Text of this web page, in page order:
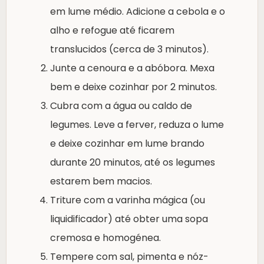
em lume médio. Adicione a cebola e o
alho e refogue até ficarem
translucidos (cerca de 3 minutos).
Junte a cenoura e a abóbora. Mexa
bem e deixe cozinhar por 2 minutos.
Cubra com a água ou caldo de
legumes. Leve a ferver, reduza o lume
e deixe cozinhar em lume brando
durante 20 minutos, até os legumes
estarem bem macios.
Triture com a varinha mágica (ou
liquidificador) até obter uma sopa
cremosa e homogénea.
Tempere com sal, pimenta e nóz-